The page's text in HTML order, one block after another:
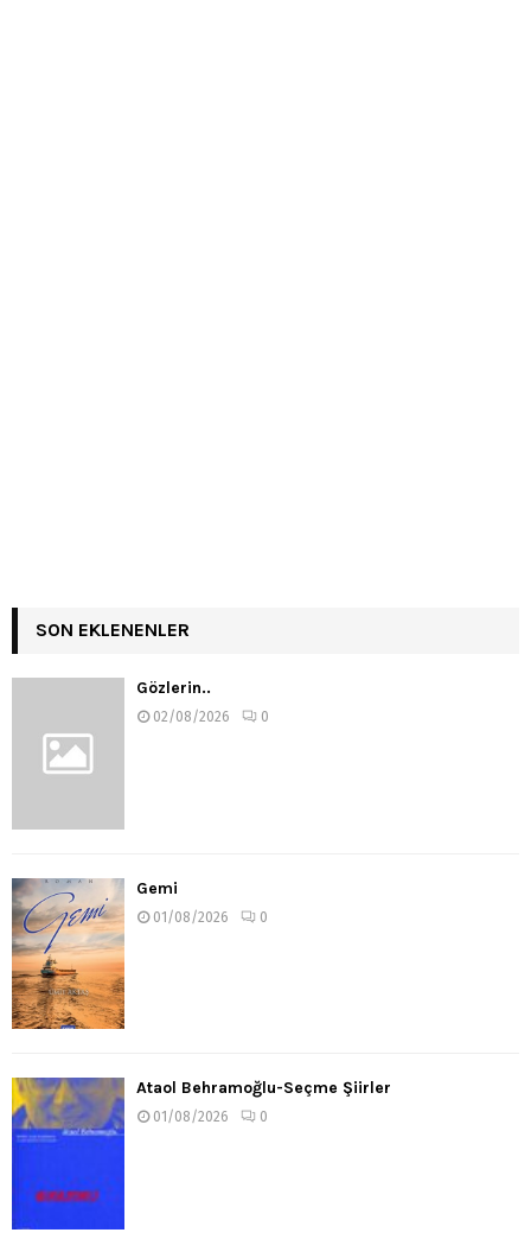
SON EKLENENLER
Gözlerin..
02/08/2026 0
Gemi
01/08/2026 0
Ataol Behramoğlu-Seçme Şiirler
01/08/2026 0